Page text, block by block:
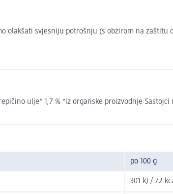
olakšati svjesniju potrošnju (s obzirom na zaštitu
ulje* 1,7 % *iz organske proizvodnje
po 100 g
301 kJ / 72